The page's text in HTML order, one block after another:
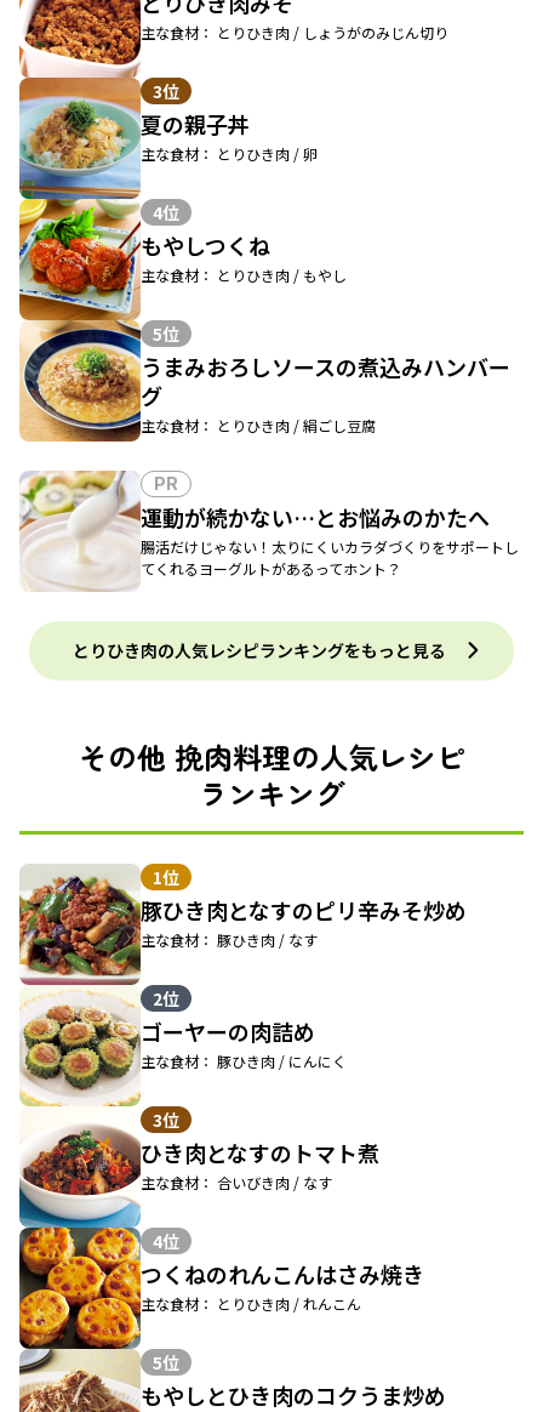
主な食材： とりひき肉 / しょうがのみじん切り
3位
夏の親子丼
主な食材： とりひき肉 / 卵
4位
もやしつくね
主な食材： とりひき肉 / もやし
5位
うまみおろしソースの煮込みハンバー
グ
主な食材： とりひき肉 / 絹ごし豆腐
PR
運動が続かない…とお悩みのかたへ
腸活だけじゃない！太りにくいカラダづくりをサポートし
てくれるヨーグルトがあるってホント？
とりひき肉の人気レシピランキングをもっと見る
その他 挽肉料理の人気レシピ
ランキング
1位
豚ひき肉となすのピリ辛みそ炒め
主な食材： 豚ひき肉 / なす
2位
ゴーヤーの肉詰め
主な食材： 豚ひき肉 / にんにく
3位
ひき肉となすのトマト煮
主な食材： 合いびき肉 / なす
4位
つくねのれんこんはさみ焼き
主な食材： とりひき肉 / れんこん
5位
もやしとひき肉のコクうま炒め